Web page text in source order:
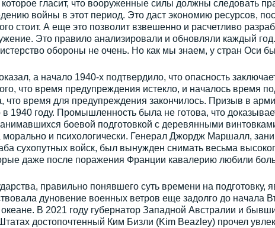
гласит, что вооруженные силы должны следовать
войны в этот период. Это даст экономию ресурсов,
стоит. А еще это позволит взвешенно и расчетливо
Это правило анализировали и обновляли каждый
обороны не очень. Но как мы знаем, у стран Оси
а начало 1940-х подтвердило, что опасность
что время предупреждения истекло, и началось время
что время для предупреждения закончилось. Призыв в
в 1940 году. Промышленность была не готова, что
боевой подготовкой с деревянными
морально и психологически. Генерал Джордж Маршалл,
сухопутных войск, был вынужден снимать весьма
даже после поражения Франции кавалерию любили
правильно понявшего суть времени на подготовку,
дуновение военных ветров еще задолго до начала
В 2021 году губернатор Западной Австралии и
достопочтенный Ким Бизли (Kim Beazley) прочел